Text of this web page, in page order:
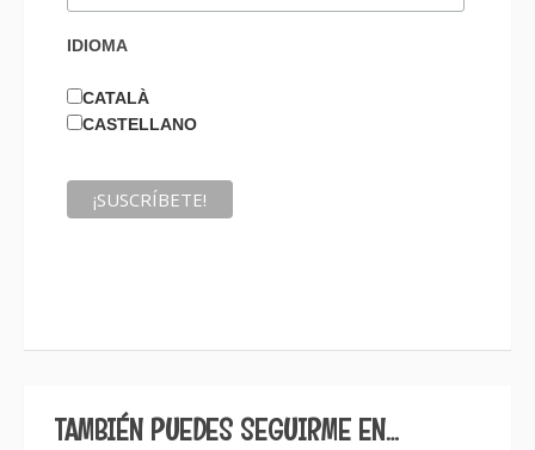
IDIOMA
CATALÀ
CASTELLANO
TAMBIÉN PUEDES SEGUIRME EN…